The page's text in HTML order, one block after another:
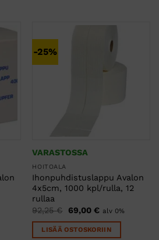
-25%
VARASTOSSA
HOITOALA
Ihonpuhdistuslappu Avalon
4x5cm, 1000 kpl/rulla, 12
rullaa
92,25€
Alkuperäinen
oli:
92,25 €.
69,00 €Nykyinen
on:
69,00 €.
alv 0%
LISÄÄ OSTOSKORIIN